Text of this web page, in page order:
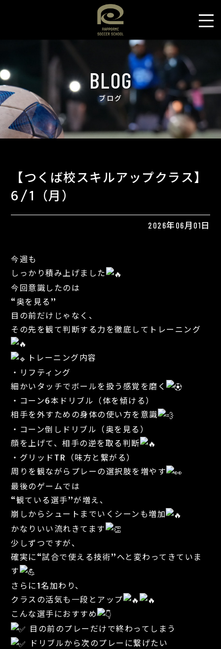
BLOG
ブログ
【つくば校スキルアップクラス】
6/1（月）
2026年06月01日
今週も
しっかり積み上げました
今回意識したのは
“奥を見る”
目の前だけじゃなく、
その先を観て判断する力を徹底してトレーニング
トレーニング内容
・リフティング
細かいタッチでボールを扱う感覚を磨く
・コーン6本ドリブル（体を傾ける）
相手を外すための身体の使い方を意識
・コーン倒しドリブル（奥を見る）
顔を上げて、相手の逆を取る判断
・グリッドTR（味方と繋がる）
周りを観ながらプレーの選択肢を増やす
最後のゲームでは
“観ている選手”が増え、
崩しからシュートまでいくシーンも増加
かなりいい流れきてます
少しずつですが、
確実に“試合で使える技術”へと変わってきていま
す
さらに1名加わり、
クラスの活気も一段とアップ
こんな選手におすすめ
目の前のプレーだけで終わってしまう
ドリブルから次のプレーに繋げたい